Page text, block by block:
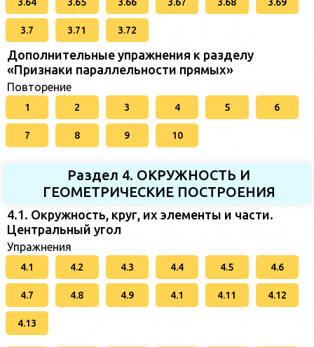
3.64 3.65 3.66 3.67 3.68 3.69
3.7 3.71 3.72
Дополнительные упражнения к разделу
«Признаки параллельности прямых»
Повторение
1 2 3 4 5 6
7 8 9 10
Раздел 4. ОКРУЖНОСТЬ И
ГЕОМЕТРИЧЕСКИЕ ПОСТРОЕНИЯ
4.1. Окружность, круг, их элементы и части.
Центральный угол
Упражнения
4.1 4.2 4.3 4.4 4.5 4.6
4.7 4.8 4.9 4.1 4.11 4.12
4.13